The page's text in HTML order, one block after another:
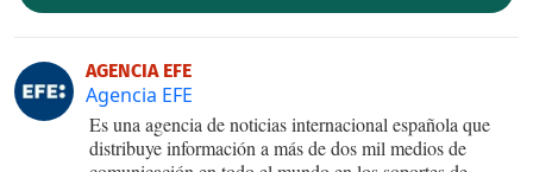
AGENCIA EFE
Agencia EFE
Es una agencia de noticias internacional española que
distribuye información a más de dos mil medios de